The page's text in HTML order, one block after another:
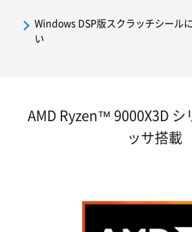
Windows DSP版スクラッチシール
い
AMD Ryzen™ 9000X3D シ
ッサ搭載